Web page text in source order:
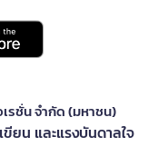
รชั่น จำกัด (มหาชน)
ยน และแรงบันดาลใจ